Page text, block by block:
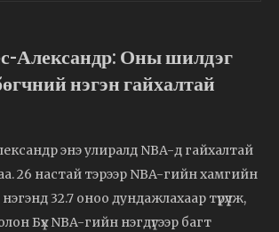
Александр: Оны шилдэг
нэгэн гайхалтай
энэ улиралд NBA-д гайхалтай
26 настай тэрээр NBA-гийн хамгийн
32.7 оноо дундажлахаар түрүүлж,
Бүх NBA-гийн нэгдүгээр багт